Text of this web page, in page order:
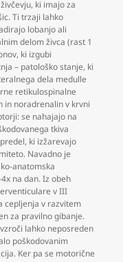
, ki imajo za
Ti trzaji lahko
lobanjo ali
delom živca (rast 1
, ki izgubi
– patološko stanje, ki
dela medulle
retikulospinalne
in noradrenalin v krvni
se nahajajo na
tkiva
, ki izžarevajo
Navadno je
anatomska
na dan. Iz obeh
v III
cepljenja v razvitem
za pravilno gibanje.
lahko neposreden
poškodovanim
Ker pa se motorične